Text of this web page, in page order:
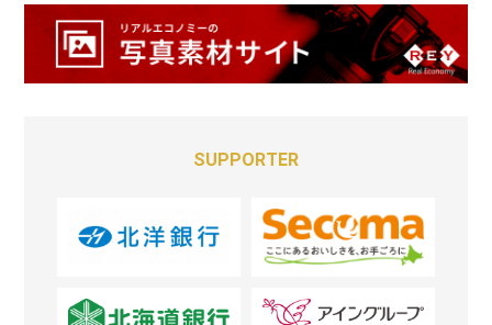
SUPPORTER